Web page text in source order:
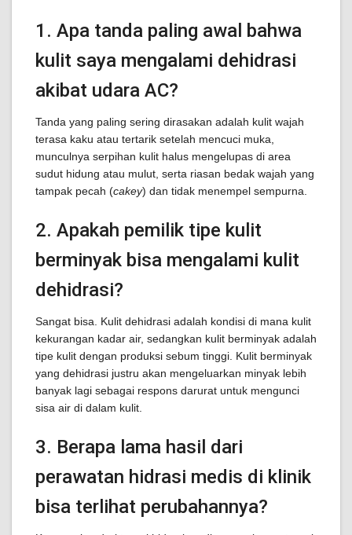
1. Apa tanda paling awal bahwa
kulit saya mengalami dehidrasi
akibat udara AC?
Tanda yang paling sering dirasakan adalah kulit wajah
terasa kaku atau tertarik setelah mencuci muka,
munculnya serpihan kulit halus mengelupas di area
sudut hidung atau mulut, serta riasan bedak wajah yang
tampak pecah (cakey) dan tidak menempel sempurna.
2. Apakah pemilik tipe kulit
berminyak bisa mengalami kulit
dehidrasi?
Sangat bisa. Kulit dehidrasi adalah kondisi di mana kulit
kekurangan kadar air, sedangkan kulit berminyak adalah
tipe kulit dengan produksi sebum tinggi. Kulit berminyak
yang dehidrasi justru akan mengeluarkan minyak lebih
banyak lagi sebagai respons darurat untuk mengunci
sisa air di dalam kulit.
3. Berapa lama hasil dari
perawatan hidrasi medis di klinik
bisa terlihat perubahannya?